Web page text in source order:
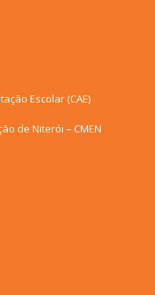
Escolar (CAE)
de Niterói – CMEN